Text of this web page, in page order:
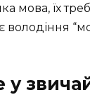
мова, їх
володіння
у